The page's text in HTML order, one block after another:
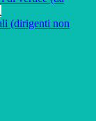
(dirigenti non